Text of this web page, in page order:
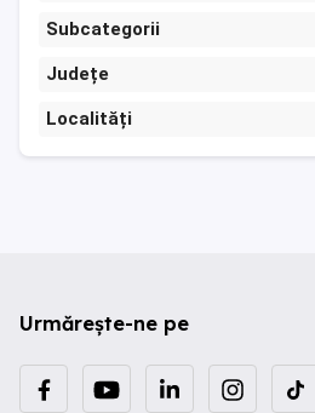
Subcategorii
Județe
Localități
Urmărește-ne pe